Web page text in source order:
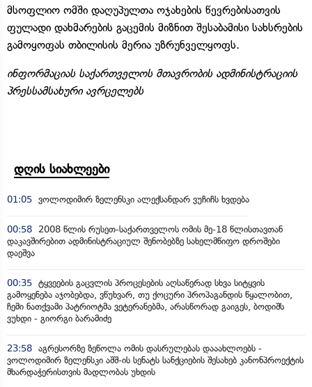
მსოფლიო ომში დაღუპულთა ოჯახების წევრებისათვის
ფულადი დახმარების გაცემის მიზნით შესაბამისი სახსრების
გამოყოფას თბილისის მერია უზრუნველყოფს.
ინფორმაციას საქართველოს მთავრობის ადმინისტრაციის
პრესსამსახური ავრცელებს
დღის სიახლეები
01:05 ვოლოდიმირ ზელენსკი ალექსანდარ ვუჩიჩს ხვდება
00:58
2008 წლის რუსეთ-საქართველოს ომის მე-18 წლისთავთან
დაკავშირებით ადმინისტრაციულ შენობებზე სახელმწიფო დროშები
დაეშვა
00:35 ტყვეების გაცვლის პროცესების აღსაწერად სხვა სიტყვის
გამოყენება აჯობებდა, ვწუხვარ, თუ ქოცური პროპაგანდის წყალობით,
ჩემი ნათქვამი პატრიოტმა ვეტერანებმა, არასწორად გაიგეს, ბოდიშს
ვუხდი - გიორგი ბარამიძე
23:58 აგრესორზე ზეწოლა ომის დასრულებას დააახლოებს -
ვოლოდიმირ ზელენსკი აშშ-ის სენატს სანქციების შესახებ კანონპროექტის
მხარდაჭერისთვის მადლობას უხდის